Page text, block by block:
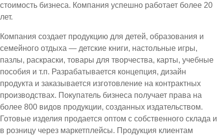
стоимость бизнеса. Компания успешно работает более 20
лет.
Компания создает продукцию для детей, образования и
семейного отдыха — детские книги, настольные игры,
пазлы, раскраски, товары для творчества, карты, учебные
пособия и т.п. Разрабатывается концепция, дизайн
продукта и заказывается изготовление на контрактных
производствах. Покупатель бизнеса получает права на
более 800 видов продукции, созданных издательством.
Готовые изделия продается оптом с собственного склада и
в розницу через маркетплейсы. Продукция клиентам